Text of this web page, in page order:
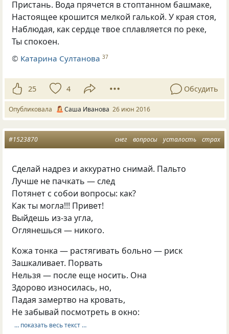
Пристань. Вода прячется в стоптанном башмаке,
Настоящее крошится мелкой галькой. У края стоя,
Наблюдая, как сердце твое сплавляется по реке,
Ты спокоен.
© Катарина Султанова 37
25 4 Обсудить
Опубликовала Саша Иванова 26 июн 2016
снег вопросы усталость страх
#1523870
Сделай надрез и аккуратно снимай. Пальто
Лучше не пачкать — след
Потянет с собои вопросы: как?
Как ты могла!!! Привет!
Выйдешь из-за угла,
Оглянешься — никого.
Кожа тонка — растягивать больно — риск
Зашкаливает. Порвать
Нельзя — после еще носить. Она
Здорово износилась, но,
Падая замертво на кровать,
Не забывай посмотреть в окно:
… показать весь текст …